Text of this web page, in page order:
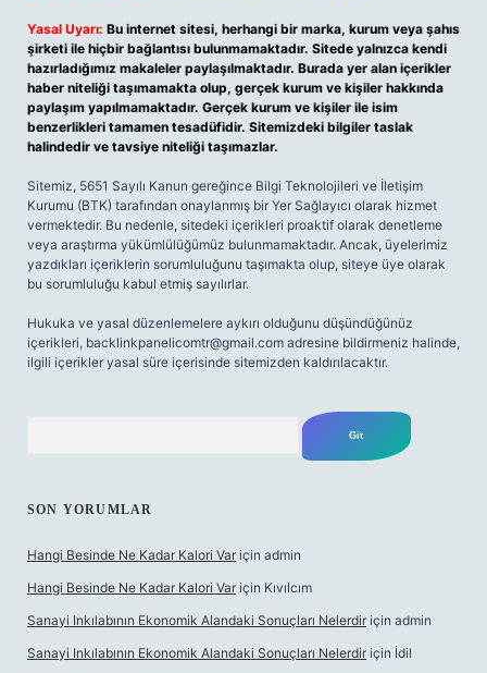
Yasal Uyarı: Bu internet sitesi, herhangi bir marka, kurum veya şahıs
şirketi ile hiçbir bağlantısı bulunmamaktadır. Sitede yalnızca kendi
hazırladığımız makaleler paylaşılmaktadır. Burada yer alan içerikler
haber niteliği taşımamakta olup, gerçek kurum ve kişiler hakkında
paylaşım yapılmamaktadır. Gerçek kurum ve kişiler ile isim
benzerlikleri tamamen tesadüfidir. Sitemizdeki bilgiler taslak
halindedir ve tavsiye niteliği taşımazlar.
Sitemiz, 5651 Sayılı Kanun gereğince Bilgi Teknolojileri ve İletişim
Kurumu (BTK) tarafından onaylanmış bir Yer Sağlayıcı olarak hizmet
vermektedir. Bu nedenle, sitedeki içerikleri proaktif olarak denetleme
veya araştırma yükümlülüğümüz bulunmamaktadır. Ancak, üyelerimiz
yazdıkları içeriklerin sorumluluğunu taşımakta olup, siteye üye olarak
bu sorumluluğu kabul etmiş sayılırlar.
Hukuka ve yasal düzenlemelere aykırı olduğunu düşündüğünüz
içerikleri, backlinkpanelicomtr@gmail.com adresine bildirmeniz halinde,
ilgili içerikler yasal süre içerisinde sitemizden kaldırılacaktır.
SON YORUMLAR
Hangi Besinde Ne Kadar Kalori Var için admin
Hangi Besinde Ne Kadar Kalori Var için Kıvılcım
Sanayi Inkılabının Ekonomik Alandaki Sonuçları Nelerdir için admin
Sanayi Inkılabının Ekonomik Alandaki Sonuçları Nelerdir için İdil